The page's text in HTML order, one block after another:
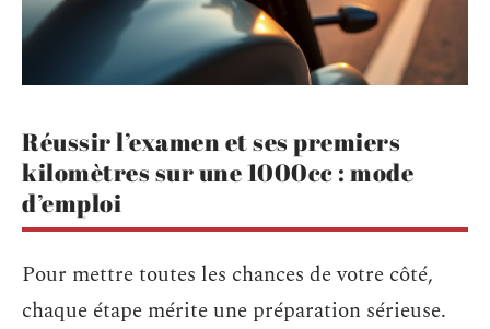
Réussir l’examen et ses premiers
kilomètres sur une 1000cc : mode
d’emploi
Pour mettre toutes les chances de votre côté,
chaque étape mérite une préparation sérieuse.